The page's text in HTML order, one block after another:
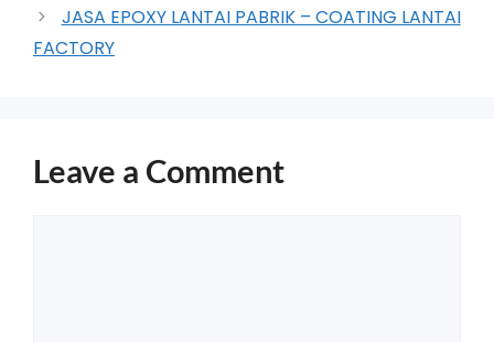
JASA EPOXY LANTAI PABRIK – COATING LANTAI
FACTORY
Leave a Comment